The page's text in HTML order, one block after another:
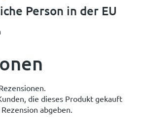
Person in der EU
die dieses Produkt gekauft
abgeben.